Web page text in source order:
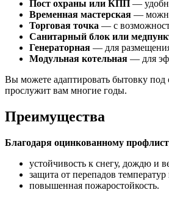
Пост охраны или КПП —
Временная мастерская — можно
Торговая точка — с
Санитарный блок или
Генераторная — для
Модульная котельная — для
Вы можете адаптировать бытовку под
прослужит вам многие годы.
Преимущества
Благодаря оцинкованному
устойчивость к снегу, дождю и
защита от перепадов температур
повышенная пожаростойкость.